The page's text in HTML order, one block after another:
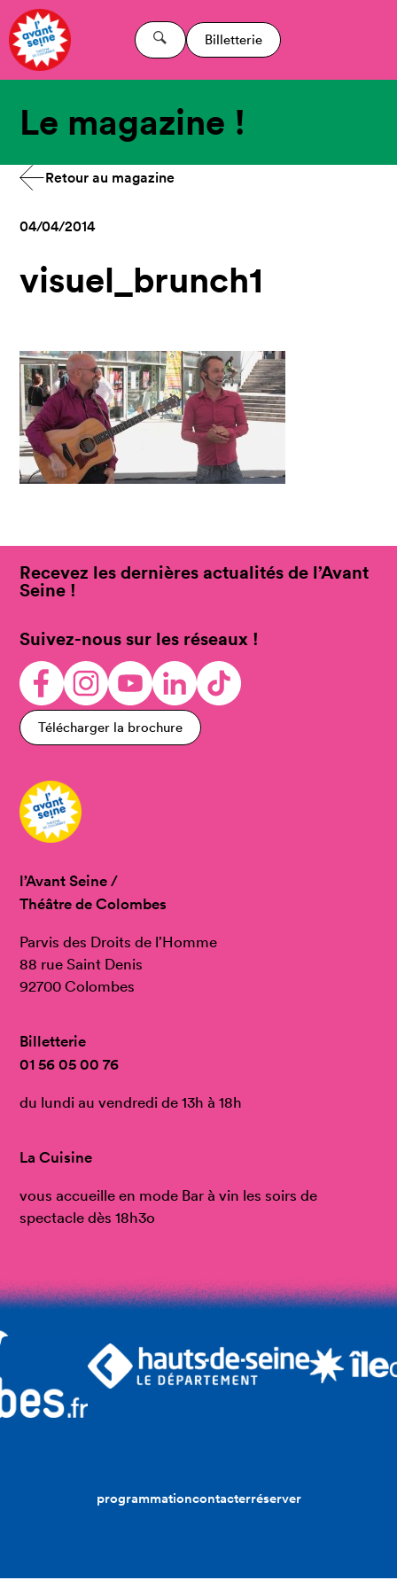
Billetterie
Le magazine !
Retour au magazine
04/04/2014
visuel_brunch1
Recevez les dernières actualités de l’Avant
Seine !
Suivez-nous sur les réseaux !
Télécharger la brochure
l’Avant Seine /
Théâtre de Colombes
Parvis des Droits de l’Homme
88 rue Saint Denis
92700 Colombes
Billetterie
01 56 05 00 76
du lundi au vendredi de 13h à 18h
La Cuisine
vous accueille en mode Bar à vin les soirs de
spectacle dès 18h3o
programmationcontacterréserver